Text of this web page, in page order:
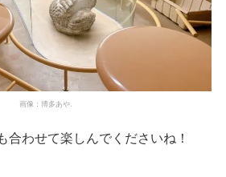
画像：博多あや.
合わせて楽しんでくださいね！